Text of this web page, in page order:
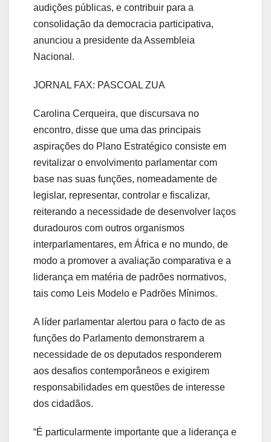
audições públicas, e contribuir para a
consolidação da democracia participativa,
anunciou a presidente da Assembleia
Nacional.
JORNAL FAX: PASCOAL ZUA
Carolina Cerqueira, que discursava no
encontro, disse que uma das principais
aspirações do Plano Estratégico consiste em
revitalizar o envolvimento parlamentar com
base nas suas funções, nomeadamente de
legislar, representar, controlar e fiscalizar,
reiterando a necessidade de desenvolver laços
duradouros com outros organismos
interparlamentares, em África e no mundo, de
modo a promover a avaliação comparativa e a
liderança em matéria de padrões normativos,
tais como Leis Modelo e Padrões Mínimos.
A líder parlamentar alertou para o facto de as
funções do Parlamento demonstrarem a
necessidade de os deputados responderem
aos desafios contemporâneos e exigirem
responsabilidades em questões de interesse
dos cidadãos.
“É particularmente importante que a liderança e